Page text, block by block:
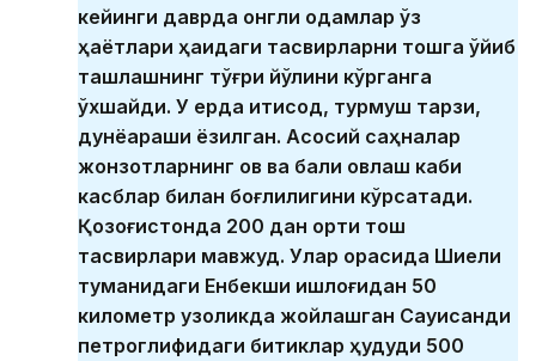
кейинги даврда онгли одамлар ўз
ҳаётлари ҳақидаги тасвирларни тошга ўйиб
ташлашнинг тўғри йўлини кўрганга
ўхшайди. У ерда иқтисод, турмуш тарзи,
дунёқараши ёзилган. Асосий саҳналар
жонзотларнинг ов ва балиқ овлаш каби
касблар билан боғлиқлигини кўрсатади.
Қозоғистонда 200 дан ортиқ тош
тасвирлари мавжуд. Улар орасида Шиели
туманидаги Енбекши қишлоғидан 50
километр узоқликда жойлашган Сауисқандиқ
петроглифидаги битиклар ҳудуди 500